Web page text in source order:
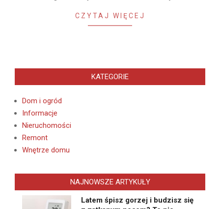
CZYTAJ WIĘCEJ
KATEGORIE
Dom i ogród
Informacje
Nieruchomości
Remont
Wnętrze domu
NAJNOWSZE ARTYKUŁY
Latem śpisz gorzej i budzisz się